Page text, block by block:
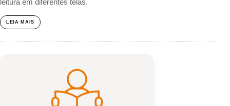
leitura em diferentes telas.
LEIA MAIS